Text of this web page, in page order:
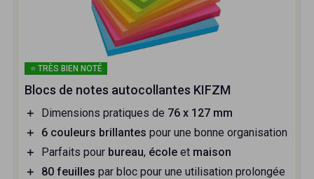
⭐ TRÈS BIEN NOTÉ
Blocs de notes autocollantes KIFZM
＋ Dimensions pratiques de 76 x 127 mm
＋
6 couleurs brillantes pour une bonne organisation
＋
Parfaits pour bureau, école et maison
＋
80 feuilles par bloc pour une utilisation prolongée